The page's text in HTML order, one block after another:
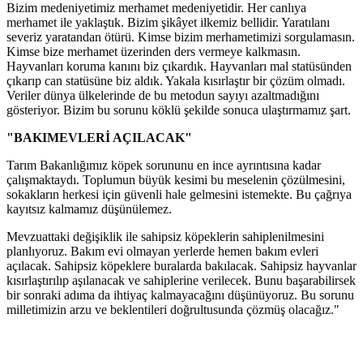
Bizim medeniyetimiz merhamet medeniyetidir. Her canlıya
merhamet ile yaklaştık. Bizim şikâyet ilkemiz bellidir. Yaratılanı
severiz yaratandan ötürü. Kimse bizim merhametimizi sorgulamasın.
Kimse bize merhamet üzerinden ders vermeye kalkmasın.
Hayvanları koruma kanını biz çıkardık. Hayvanları mal statüsünden
çıkarıp can statüsüne biz aldık. Yakala kısırlaştır bir çözüm olmadı.
Veriler dünya ülkelerinde de bu metodun sayıyı azaltmadığını
gösteriyor. Bizim bu sorunu köklü şekilde sonuca ulaştırmamız şart.
"BAKIMEVLERİ AÇILACAK"
Tarım Bakanlığımız köpek sorununu en ince ayrıntısına kadar
çalışmaktaydı. Toplumun büyük kesimi bu meselenin çözülmesini,
sokakların herkesi için güvenli hale gelmesini istemekte. Bu çağrıya
kayıtsız kalmamız düşünülemez.
Mevzuattaki değişiklik ile sahipsiz köpeklerin sahiplenilmesini
planlıyoruz. Bakım evi olmayan yerlerde hemen bakım evleri
açılacak. Sahipsiz köpeklere buralarda bakılacak. Sahipsiz hayvanlar
kısırlaştırılıp aşılanacak ve sahiplerine verilecek. Bunu başarabilirsek
bir sonraki adıma da ihtiyaç kalmayacağını düşünüyoruz. Bu sorunu
milletimizin arzu ve beklentileri doğrultusunda çözmüş olacağız."